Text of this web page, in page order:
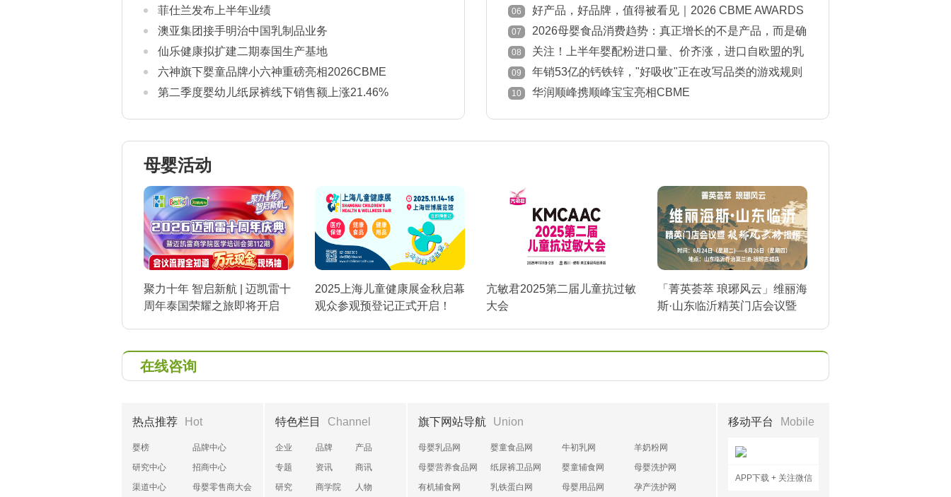
康证书通关要求
菲仕兰发布上半年业绩
澳亚集团接手明治中国乳制品业务
仙乐健康拟扩建二期泰国生产基地
六神旗下婴童品牌小六神重磅亮相2026CBME
第二季度婴幼儿纸尿裤线下销售额上涨21.46%
06
好产品，好品牌，值得被看见｜2026 CBME AWARDS
中国孕婴童产业奖获奖榜单揭晓
07
2026母婴食品消费趋势：真正增长的不是产品，而是确
定感
08
关注！上半年婴配粉进口量、价齐涨，进口自欧盟的乳
清粉数量双位数下滑！
09 年销53亿的钙铁锌，"好吸收"正在改写品类的游戏规则
10 华润顺峰携顺峰宝宝亮相CBME
母婴活动
聚力十年 智启新航 | 迈凯雷十
周年泰国荣耀之旅即将开启
2025上海儿童健康展金秋启幕
观众参观预登记正式开启！
亢敏君2025第二届儿童抗过敏
大会
「菁英荟萃 琅琊风云」维丽海
斯·山东临沂精英门店会议暨
在线咨询
热点推荐 Hot
婴榜
品牌中心
研究中心
招商中心
渠道中心
母婴零售商大会
特色栏目 Channel
企业 品牌
产品
专题
资讯
商讯
研究
商学院 人物
旗下网站导航 Union
母婴乳品网 婴童食品网 牛初乳网
羊奶粉网
母婴营养食品网
纸尿裤卫品网 婴童辅食网
母婴洗护网
有机辅食网
乳铁蛋白网 母婴用品网 孕产洗护网
移动平台 Mobile
APP下载 + 关注微信